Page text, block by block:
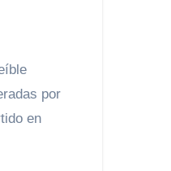
por
en